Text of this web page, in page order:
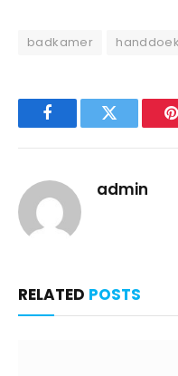
badkamer
FacebookTwitter
admin
RELATED POSTS